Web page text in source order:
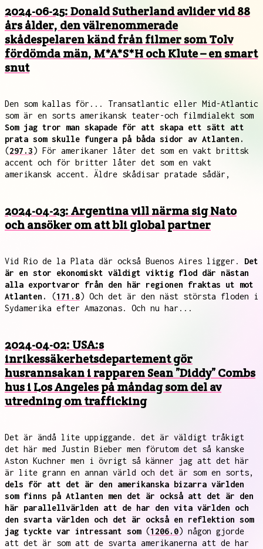
2024-06-25: Donald Sutherland avlider vid 88
års ålder, den välrenommerade
skådespelaren känd från filmer som Tolv
fördömda män, M*A*S*H och Klute – en smart
snut
Den som kallas för... Transatlantic eller Mid-Atlantic
som är en sorts amerikansk teater-och filmdialekt som
Som jag tror man skapade för att skapa ett sätt att
prata som skulle fungera på båda sidor av Atlanten.
(297.3) För amerikaner låter det som en vakt brittsk
accent och för britter låter det som en vakt
amerikansk accent. Äldre skådisar pratade sådär,
2024-04-23: Argentina vill närma sig Nato
och ansöker om att bli global partner
Vid Rio de la Plata där också Buenos Aires ligger. Det
är en stor ekonomiskt väldigt viktig flod där nästan
alla exportvaror från den här regionen fraktas ut mot
Atlanten.
(171.8) Och det är den näst största floden i
Sydamerika efter Amazonas. Och nu har...
2024-04-02: USA:s
inrikessäkerhetsdepartement gör
husrannsakan i rapparen Sean ”Diddy” Combs
hus i Los Angeles på måndag som del av
utredning om trafficking
Det är ändå lite uppiggande. det är väldigt tråkigt
det här med Justin Bieber men förutom det så kanske
Aston Kuchner men i övrigt så känner jag att det här
är lite grann en annan värld och det är som en sorts,
dels för att det är den amerikanska bizarra världen
som finns på Atlanten men det är också att det är den
här parallellvärlden att de har den vita världen och
den svarta världen och det är också en reflektion som
jag tyckte var intressant som(1206.0) någon gjorde
att det är som att de svarta amerikanerna att de har